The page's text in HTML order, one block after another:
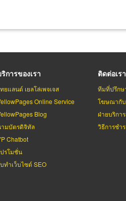
การของเรา
ยแลนด์ เยลโล่เพจเจส
Online Service
Blog
มบัตรดิจิทัล
Chatbot
รโมชั่น
ทำเว็บไซต์ SEO
ติดต่อเรา
ทีมที่ปรึก
โฆษณากับ
ฝ่ายบริกา
วิธีการชำร